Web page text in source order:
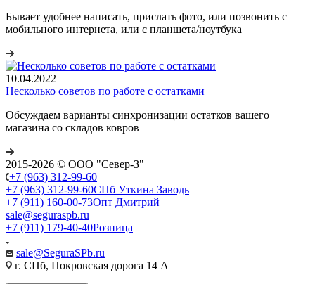
Бывает удобнее написать, прислать фото, или позвонить с
мобильного интернета, или с планшета/ноутбука
10.04.2022
Несколько советов по работе с остатками
Обсуждаем варианты синхронизации остатков вашего
магазина со складов ковров
2015-2026 © ООО "Север-З"
+7 (963) 312-99-60
+7 (963) 312-99-60СПб Уткина Заводь
+7 (911) 160-00-73Опт Дмитрий
sale@seguraspb.ru
+7 (911) 179-40-40Розница
sale@SeguraSPb.ru
г. СПб, Покровская дорога 14 А